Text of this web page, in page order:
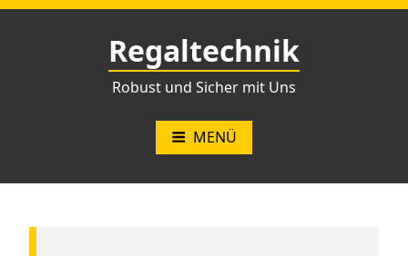
Zum
Regaltechnik
Robust und Sicher mit Uns
MENÜ